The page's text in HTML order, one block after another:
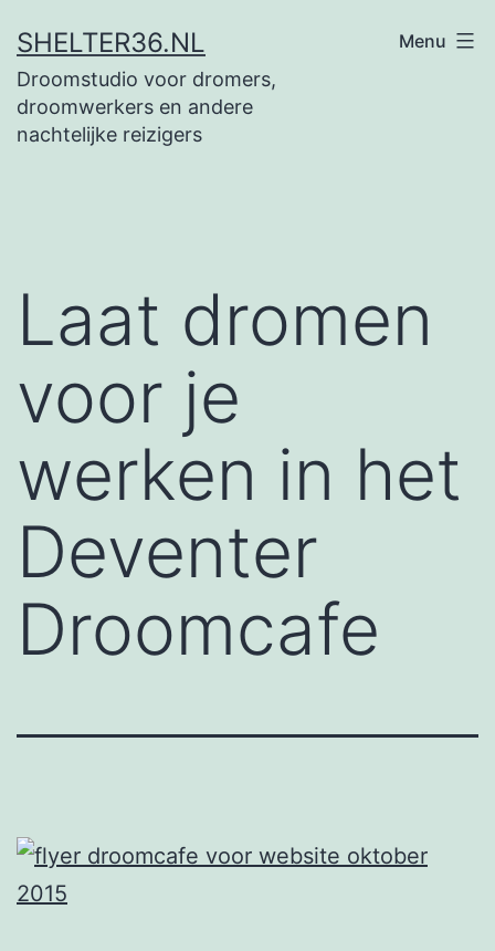
naar
de
inhoud
SHELTER36.NL
Droomstudio voor dromers,
droomwerkers en andere
nachtelijke reizigers
Menu
Laat dromen
voor je
werken in het
Deventer
Droomcafe